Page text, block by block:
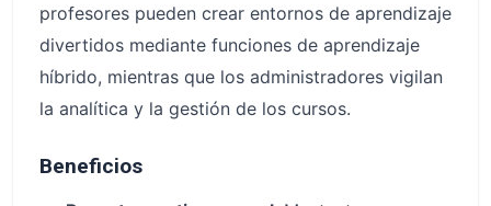
profesores pueden crear entornos de aprendizaje
divertidos mediante funciones de aprendizaje
híbrido, mientras que los administradores vigilan
la analítica y la gestión de los cursos.
Beneficios